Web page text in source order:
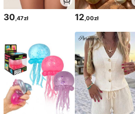
30,47zł 12,00zł